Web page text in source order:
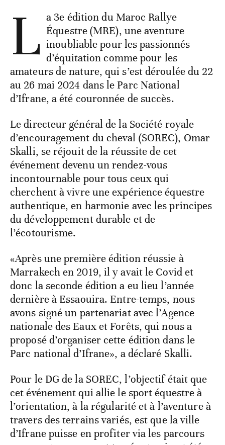
L a 3e édition du Maroc Rallye
Équestre (MRE), une aventure
inoubliable pour les passionnés
d’équitation comme pour les
amateurs de nature, qui s’est déroulée du 22
au 26 mai 2024 dans le Parc National
d’Ifrane, a été couronnée de succès.
Le directeur général de la Société royale
d’encouragement du cheval (SOREC), Omar
Skalli, se réjouit de la réussite de cet
événement devenu un rendez-vous
incontournable pour tous ceux qui
cherchent à vivre une expérience équestre
authentique, en harmonie avec les principes
du développement durable et de
l’écotourisme.
«Après une première édition réussie à
Marrakech en 2019, il y avait le Covid et
donc la seconde édition a eu lieu l’année
dernière à Essaouira. Entre-temps, nous
avons signé un partenariat avec l’Agence
nationale des Eaux et Forêts, qui nous a
proposé d’organiser cette édition dans le
Parc national d’Ifrane», a déclaré Skalli.
Pour le DG de la SOREC, l’objectif était que
cet événement qui allie le sport équestre à
l’orientation, à la régularité et à l’aventure à
travers des terrains variés, est que la ville
d’Ifrane puisse en profiter via les parcours